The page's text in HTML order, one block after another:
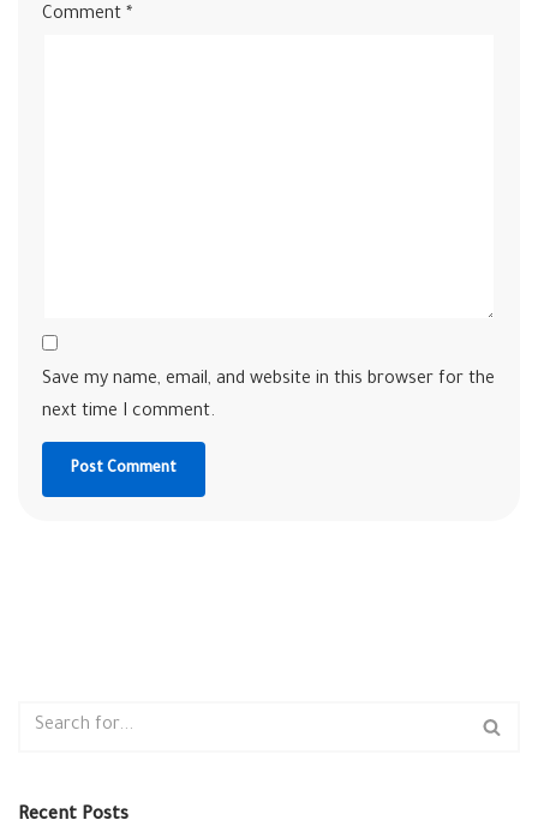
Comment *
Save my name, email, and website in this browser for the
next time I comment.
Recent Posts